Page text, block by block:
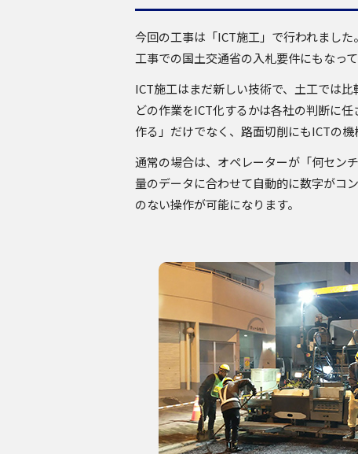
今回の工事は「ICT施工」で行われまし
工事での国土交通省の入札要件にもなって
ICT施工はまだ新しい技術で、土工では
どの作業をICT化するかは各社の判断に
作る」だけでなく、路面切削にもICTの機
通常の場合は、オペレーターが「何セン
量のデータに合わせて自動的に数字がコ
のない操作が可能になります。